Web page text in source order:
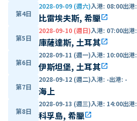
第4日
2028-09-09 (週六)入港: 08:00出港:
比雷埃夫斯, 希臘open_in_new
第5日
2028-09-10 (週日)入港: 07:00出港:
庫薩達斯, 土耳其open_in_new
第6日
2028-09-11 (週一)入港: 10:00出港:
伊斯坦堡, 土耳其open_in_new
第7日
2028-09-12 (週二)入港: -出港: -
海上
第8日
2028-09-13 (週三)入港: 14:00出港:
科孚島, 希臘open_in_new